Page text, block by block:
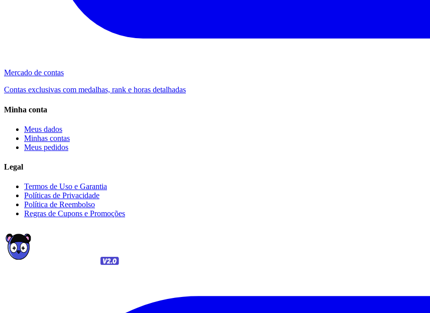
Mercado de contas
Contas exclusivas com medalhas, rank e horas detalhadas
Minha conta
Meus dados
Minhas contas
Meus pedidos
Legal
Termos de Uso e Garantia
Políticas de Privacidade
Política de Reembolso
Regras de Cupons e Promoções